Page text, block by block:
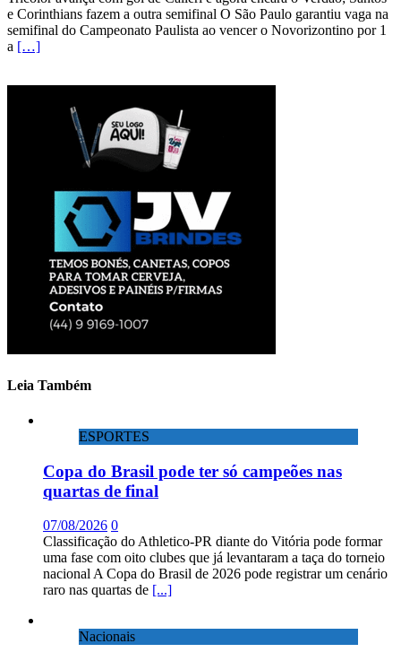
e Corinthians fazem a outra semifinal O São Paulo garantiu vaga na
semifinal do Campeonato Paulista ao vencer o Novorizontino por 1
a […]
Leia Também
ESPORTES
Copa do Brasil pode ter só campeões nas
quartas de final
07/08/2026 0
Classificação do Athletico-PR diante do Vitória pode formar
uma fase com oito clubes que já levantaram a taça do torneio
nacional A Copa do Brasil de 2026 pode registrar um cenário
raro nas quartas de [...]
Nacionais